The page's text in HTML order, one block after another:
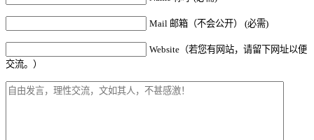
Mail 邮箱（不会公开） (必需)
Website（若您有网站，请留下网址以便
交流。）